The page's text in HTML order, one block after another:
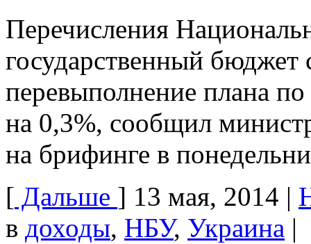
Перечисления
государственный бюджет
перевыполнение плана
на 0,3%, сообщил
на брифинге в
[ Дальше ] 13 мая, 2014 |
в доходы, НБУ, Украина |